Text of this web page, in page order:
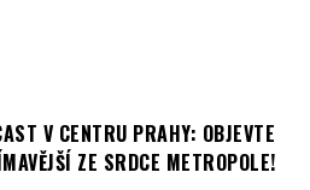
V CENTRU PRAHY: OBJEVTE
ZE SRDCE METROPOLE!